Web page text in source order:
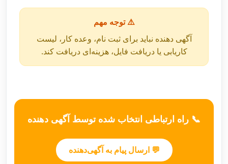
⚠️ توجه مهم
آگهی دهنده نباید برای ثبت نام، وعده کار، لیست
کاریابی یا دریافت فایل، هزینه‌ای دریافت کند.
📞 راه ارتباطی انتخاب شده توسط آگهی دهنده
💬 ارسال پیام به آگهی‌دهنده